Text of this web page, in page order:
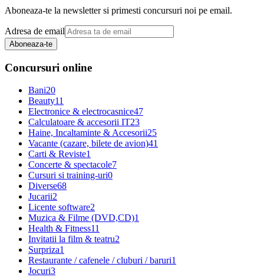
Aboneaza-te la newsletter si primesti concursuri noi pe email.
Adresa de email
Aboneaza-te
Concursuri online
Bani20
Beauty11
Electronice & electrocasnice47
Calculatoare & accesorii IT23
Haine, Incaltaminte & Accesorii25
Vacante (cazare, bilete de avion)41
Carti & Reviste1
Concerte & spectacole7
Cursuri si training-uri0
Diverse68
Jucarii2
Licente software2
Muzica & Filme (DVD,CD)1
Health & Fitness11
Invitatii la film & teatru2
Surpriza1
Restaurante / cafenele / cluburi / baruri1
Jocuri3